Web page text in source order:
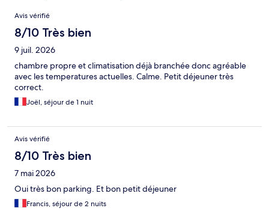
Avis
Avis vérifié
8/10 Très bien
9 juil. 2026
chambre propre et climatisation déjà branchée donc agréable
avec les temperatures actuelles. Calme. Petit déjeuner très
correct.
Joël, séjour de 1 nuit
Avis vérifié
8/10 Très bien
7 mai 2026
Oui très bon parking. Et bon petit déjeuner
Francis, séjour de 2 nuits